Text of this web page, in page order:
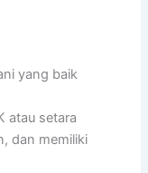
yang baik
atau setara
dan memiliki